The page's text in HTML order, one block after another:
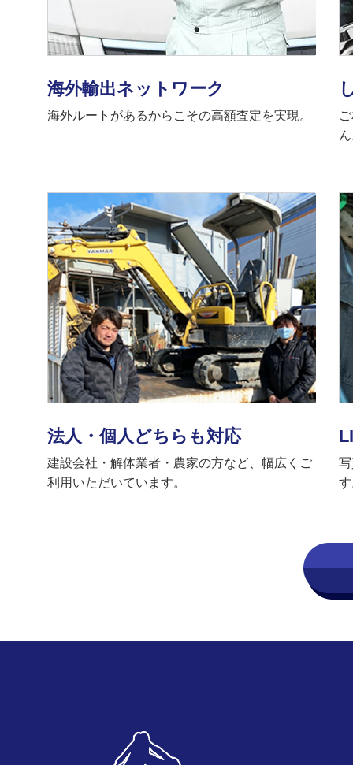
海外輸出ネットワーク
海外ルートがあるからこその高額査定を実現。
法人・個人どちらも対応
建設会社・解体業者・農家の方など、幅広くご
利用いただいています。